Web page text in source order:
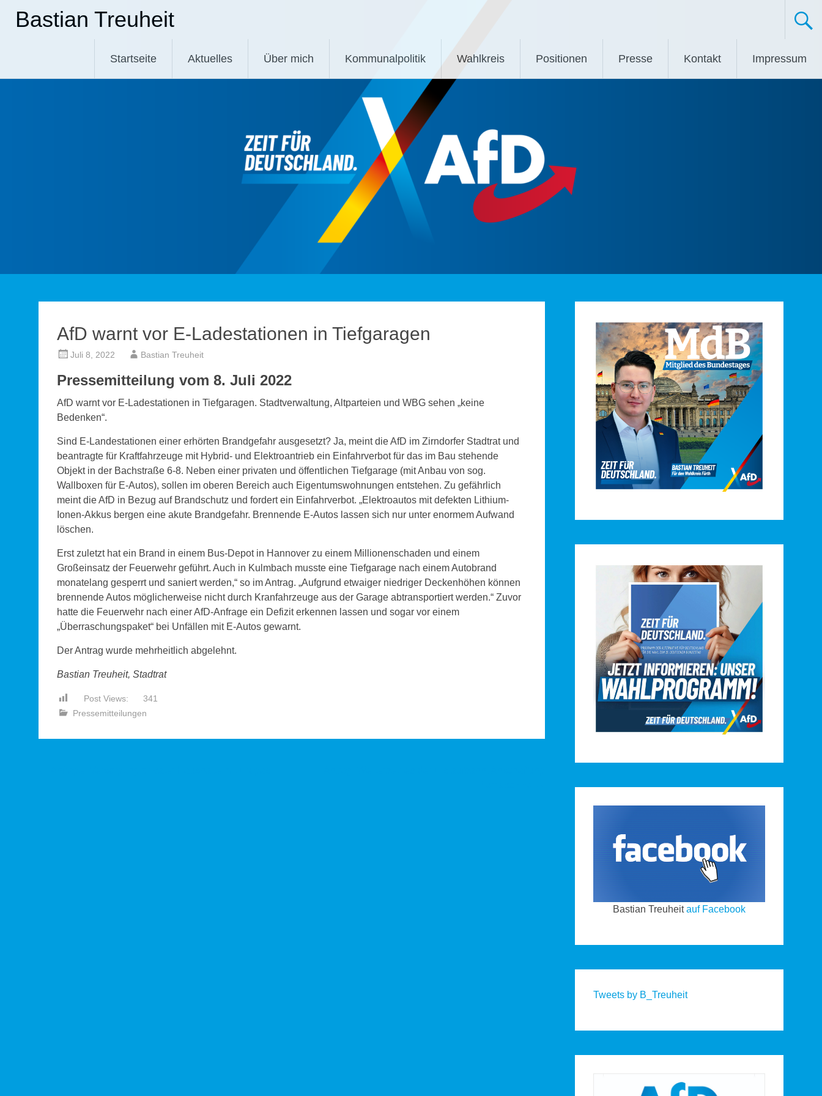
InhaltBastian Treuheit
Startseite Aktuelles Über mich Kommunalpolitik Wahlkreis Positionen Presse Kontakt Impressum
AfD warnt vor E-Ladestationen in Tiefgaragen
Juli 8, 2022 Bastian Treuheit
Pressemitteilung vom 8. Juli 2022
AfD warnt vor E-Ladestationen in Tiefgaragen. Stadtverwaltung, Altparteien und WBG sehen „keine
Bedenken“.
Sind E-Landestationen einer erhörten Brandgefahr ausgesetzt? Ja, meint die AfD im Zirndorfer Stadtrat und
beantragte für Kraftfahrzeuge mit Hybrid- und Elektroantrieb ein Einfahrverbot für das im Bau stehende
Objekt in der Bachstraße 6-8. Neben einer privaten und öffentlichen Tiefgarage (mit Anbau von sog.
Wallboxen für E-Autos), sollen im oberen Bereich auch Eigentumswohnungen entstehen. Zu gefährlich
meint die AfD in Bezug auf Brandschutz und fordert ein Einfahrverbot. „Elektroautos mit defekten Lithium-
Ionen-Akkus bergen eine akute Brandgefahr. Brennende E-Autos lassen sich nur unter enormem Aufwand
löschen.
Erst zuletzt hat ein Brand in einem Bus-Depot in Hannover zu einem Millionenschaden und einem
Großeinsatz der Feuerwehr geführt. Auch in Kulmbach musste eine Tiefgarage nach einem Autobrand
monatelang gesperrt und saniert werden,“ so im Antrag. „Aufgrund etwaiger niedriger Deckenhöhen können
brennende Autos möglicherweise nicht durch Kranfahrzeuge aus der Garage abtransportiert werden.“ Zuvor
hatte die Feuerwehr nach einer AfD-Anfrage ein Defizit erkennen lassen und sogar vor einem
„Überraschungspaket“ bei Unfällen mit E-Autos gewarnt.
Der Antrag wurde mehrheitlich abgelehnt.
Bastian Treuheit, Stadtrat
Post Views:
341
Pressemitteilungen
Bastian Treuheitauf Facebook
Tweets by B_Treuheit